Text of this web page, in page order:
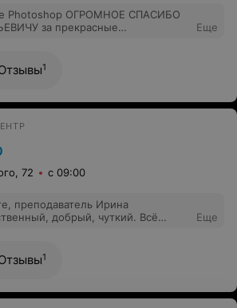
Photoshop ОГРОМНОЕ СПАСИБО
за прекрасные
изложение информации.
уверенно чувствовать на
ВСЕМ РЕКОМЕНДУЮ!
пор интересуется моими
Еще
1
72 с 09:00
преподаватель Ирина
добрый, чуткий. Всё
домашняя, хожу с
Еще
1